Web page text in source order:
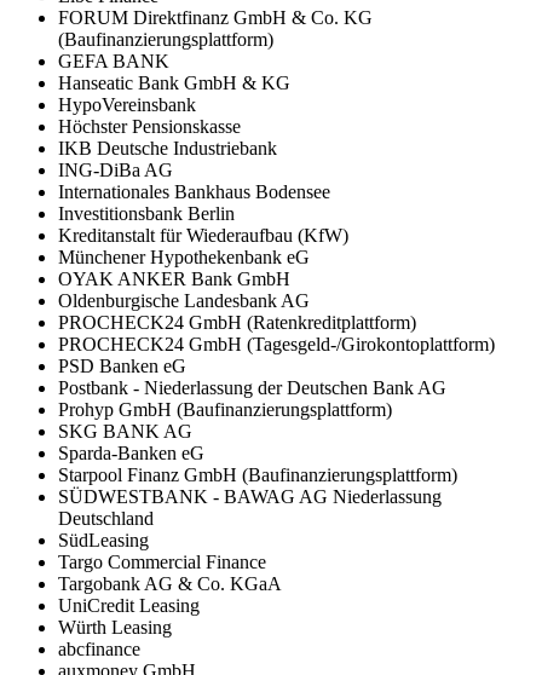
FORUM Direktfinanz GmbH & Co. KG
(Baufinanzierungsplattform)
GEFA BANK
Hanseatic Bank GmbH & KG
HypoVereinsbank
Höchster Pensionskasse
IKB Deutsche Industriebank
ING-DiBa AG
Internationales Bankhaus Bodensee
Investitionsbank Berlin
Kreditanstalt für Wiederaufbau (KfW)
Münchener Hypothekenbank eG
OYAK ANKER Bank GmbH
Oldenburgische Landesbank AG
PROCHECK24 GmbH (Ratenkreditplattform)
PROCHECK24 GmbH (Tagesgeld-/Girokontoplattform)
PSD Banken eG
Postbank - Niederlassung der Deutschen Bank AG
Prohyp GmbH (Baufinanzierungsplattform)
SKG BANK AG
Sparda-Banken eG
Starpool Finanz GmbH (Baufinanzierungsplattform)
SÜDWESTBANK - BAWAG AG Niederlassung
Deutschland
SüdLeasing
Targo Commercial Finance
Targobank AG & Co. KGaA
UniCredit Leasing
Würth Leasing
abcfinance